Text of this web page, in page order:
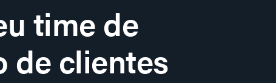
time de
de clientes